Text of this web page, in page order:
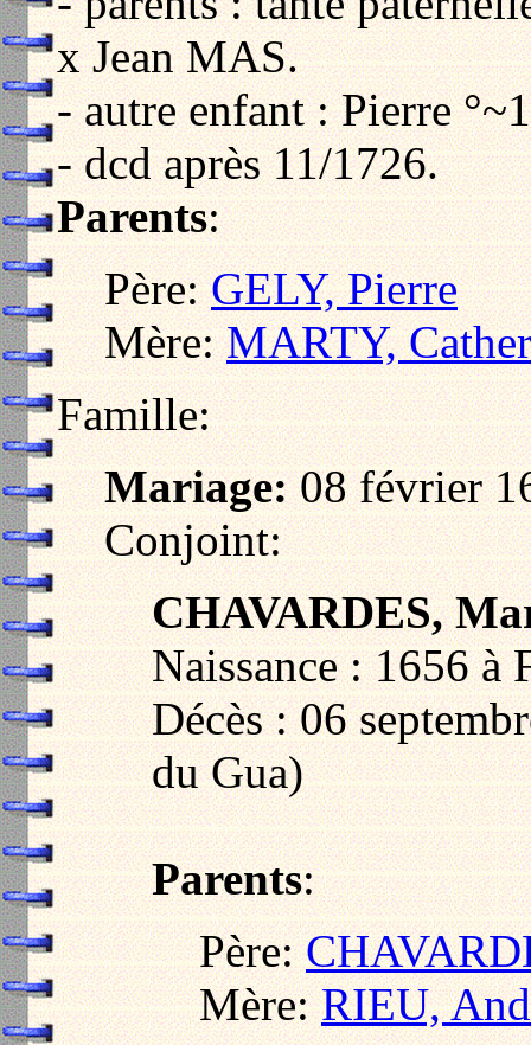
x Jean MAS.
- autre enfant : Pierre
- dcd après 11/1726.
Parents:
Père:GELY, Pierre
Mère:MARTY,
Famille:
Mariage:08 février
Conjoint:
CHAVARDES,
Naissance : 1656 à
Décès : 06
du Gua)
Parents:
Père:
Mère:RIEU,